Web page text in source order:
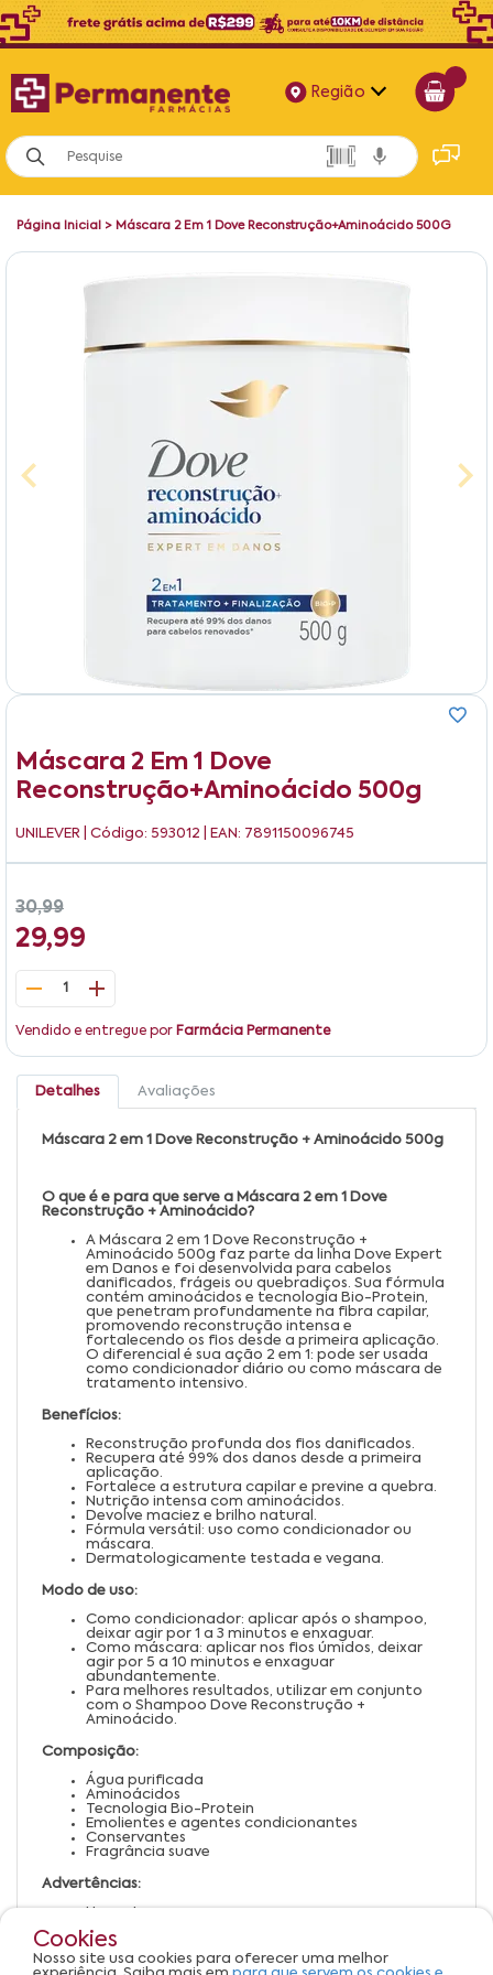
Região
Alagoas
Bahia
Página Inicial > Máscara 2 Em 1 Dove Reconstrução+Aminoácido 500G
Máscara 2 Em 1 Dove
Reconstrução+aminoácido 500g
UNILEVER | Código: 593012 | EAN: 7891150096745
30,99
29,99
1
Vendido e entregue por Farmácia Permanente
Detalhes Avaliações
Máscara 2 em 1 Dove Reconstrução + Aminoácido 500g
O que é e para que serve a Máscara 2 em 1 Dove
Reconstrução + Aminoácido?
A Máscara 2 em 1 Dove Reconstrução +
Aminoácido 500g faz parte da linha Dove Expert
em Danos e foi desenvolvida para cabelos
danificados, frágeis ou quebradiços. Sua fórmula
contém aminoácidos e tecnologia Bio-Protein,
que penetram profundamente na fibra capilar,
promovendo reconstrução intensa e
fortalecendo os fios desde a primeira aplicação.
O diferencial é sua ação 2 em 1: pode ser usada
como condicionador diário ou como máscara de
tratamento intensivo.
Benefícios:
Reconstrução profunda dos fios danificados.
Recupera até 99% dos danos desde a primeira
aplicação.
Fortalece a estrutura capilar e previne a quebra.
Nutrição intensa com aminoácidos.
Devolve maciez e brilho natural.
Fórmula versátil: uso como condicionador ou
máscara.
Dermatologicamente testada e vegana.
Modo de uso:
Como condicionador: aplicar após o shampoo,
deixar agir por 1 a 3 minutos e enxaguar.
Como máscara: aplicar nos fios úmidos, deixar
agir por 5 a 10 minutos e enxaguar
abundantemente.
Para melhores resultados, utilizar em conjunto
com o Shampoo Dove Reconstrução +
Aminoácido.
Composição:
Água purificada
Aminoácidos
Tecnologia Bio-Protein
Emolientes e agentes condicionantes
Conservantes
Fragrância suave
Advertências:
Uso externo.
Evite contato com os olhos; em caso de contato,
enxágue abundantemente.
Não aplicar sobre o couro cabeludo irritado ou
lesionado.
Cookies
Nosso site usa cookies para oferecer uma melhor